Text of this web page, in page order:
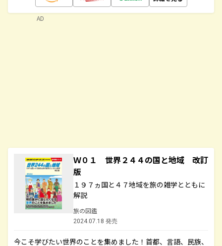
Ｗ０１ 世界２４４の国と地域 改訂
版
１９７ヵ国と４７地域を旅の雑学とともに
解説
旅の図鑑
2024.07.18 発売
今こそ学びたい世界のことを集めました！首都、言語、民族、
AD